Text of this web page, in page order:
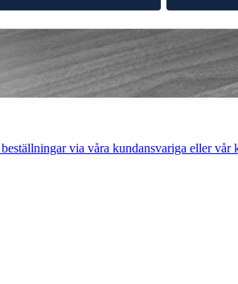
via våra kundansvariga eller